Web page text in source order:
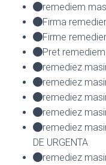
remediem
Firma
Firme
Pret
remediez
remediez
remediez
remediez
remediez
DE URGENTA
remediez